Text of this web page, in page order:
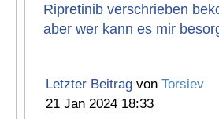
Ripretinib verschrieben
aber wer kann es mir
Letzter Beitrag vonTorsiev
21 Jan 2024 18:33